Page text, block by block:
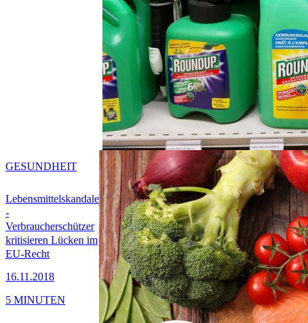
Lebensmittelskandale
-
Verbraucherschützer
kritisieren Lücken im
EU-Recht
16.11.2018
GESUNDHEIT
5 MINUTEN